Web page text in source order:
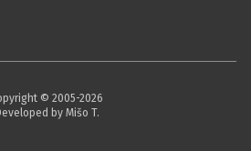
© 2005-2026
by Mišo T.